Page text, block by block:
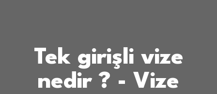
Tek girişli vize
nedir ? - Vize